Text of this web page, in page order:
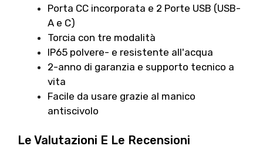
Porta CC incorporata e 2 Porte USB (USB-
A e C)
Torcia con tre modalità
IP65 polvere- e resistente all'acqua
2-anno di garanzia e supporto tecnico a
vita
Facile da usare grazie al manico
antiscivolo
Le Valutazioni E Le Recensioni